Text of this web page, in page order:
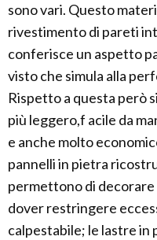
sono vari. Questo
rivestimento di pareti
conferisce un aspetto
visto che simula alla
Rispetto a questa però
più leggero,f acile da
e anche molto
pannelli in pietra
permettono di
dover restringere
calpestabile; le lastre in